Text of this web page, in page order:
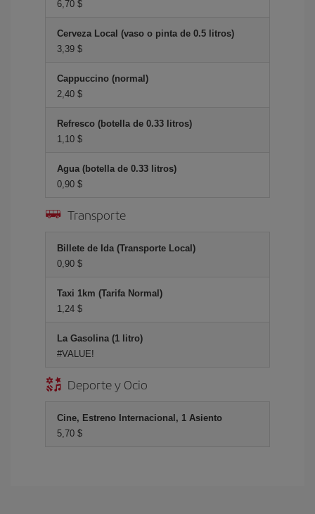
6,70 $
Cerveza Local (vaso o pinta de 0.5 litros)
3,39 $
Cappuccino (normal)
2,40 $
Refresco (botella de 0.33 litros)
1,10 $
Agua (botella de 0.33 litros)
0,90 $
Transporte
Billete de Ida (Transporte Local)
0,90 $
Taxi 1km (Tarifa Normal)
1,24 $
La Gasolina (1 litro)
#VALUE!
Deporte y Ocio
Cine, Estreno Internacional, 1 Asiento
5,70 $